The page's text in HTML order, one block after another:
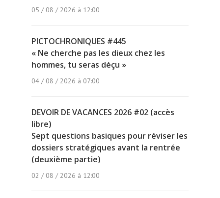
05 / 08 / 2026 à 12:00
PICTOCHRONIQUES #445
« Ne cherche pas les dieux chez les
hommes, tu seras déçu »
04 / 08 / 2026 à 07:00
DEVOIR DE VACANCES 2026 #02 (accès
libre)
Sept questions basiques pour réviser les
dossiers stratégiques avant la rentrée
(deuxième partie)
02 / 08 / 2026 à 12:00